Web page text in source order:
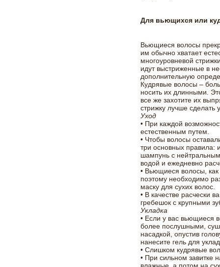
Для вьющихся или
Вьющиеся волосы
им обычно хватает
многоуровневой
идут выстриженные в
дополнительную
Кудрявые волосы –
носить их длинными.
все же захотите их
стрижку лучше сделать
Уход
• При каждой
естественным путем.
• Чтобы волосы
три основных правила:
шампунь с
водой и ежедневно
• Вьющиеся волосы,
поэтому необходимо
маску для сухих волос.
• В качестве расчески
гребешок с крупными
Укладка
• Если у вас вьющиеся
более послушными,
насадкой, опустив
нанесите гель для
• Слишком кудрявые
• При сильном завитке